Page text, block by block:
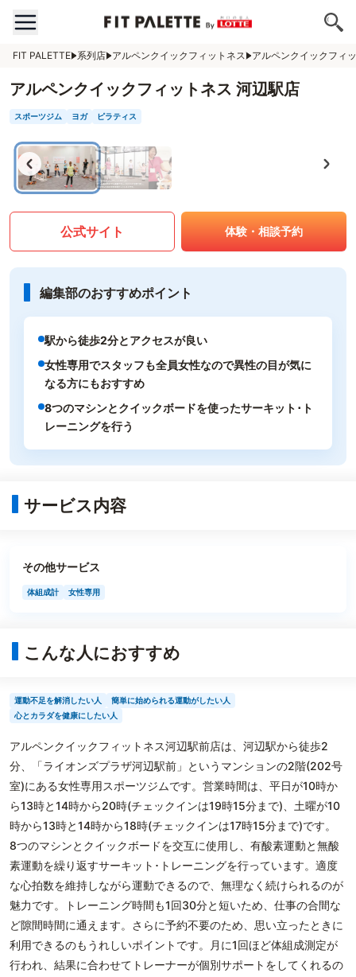
FIT PALETTE 系列店 アルペンクイックフィットネス アルペンクイックフィ
アルペンクイックフィットネス 河辺駅店
スポーツジム ヨガ ピラティス
公式サイト 体験・相談予約
編集部のおすすめポイント
駅から徒歩2分とアクセスが良い
女性専用でスタッフも全員女性なので異性の目が気に
なる方にもおすすめ
8つのマシンとクイックボードを使ったサーキット･ト
レーニングを行う
サービス内容
その他サービス
体組成計 女性専用
こんな人におすすめ
運動不足を解消したい人
簡単に始められる運動がしたい人
心とカラダを健康にしたい人
アルペンクイックフィットネス河辺駅前店は、河辺駅から徒歩2
分、「ライオンズプラザ河辺駅前」というマンションの2階(202号
室)にある女性専用スポーツジムです。営業時間は、平日が10時か
ら13時と14時から20時(チェックインは19時15分まで)、土曜が10
時から13時と14時から18時(チェックインは17時15分まで)です。
8つのマシンとクイックボードを交互に使用し、有酸素運動と無酸
素運動を繰り返すサーキット･トレーニングを行っています。適度
な心拍数を維持しながら運動できるので、無理なく続けられるのが
魅力です。トレーニング時間も1回30分と短いため、仕事の合間な
ど隙間時間に通えます。さらに予約不要のため、思い立ったときに
利用できるのもうれしいポイントです。月に1回ほど体組成測定が
行われ、結果に合わせてトレーナーが個別サポートをしてくれるの